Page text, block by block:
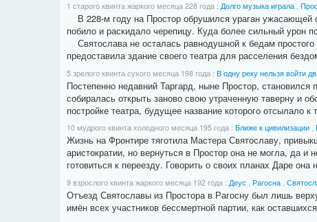
1 старого квинта жаркого месяца 228 года : Долго музыка играла,
В 228-м году на Простор обрушился ураган ужасающей
побило и раскидало черепицу. Куда более сильный урон
Святослава не осталась равнодушной к бедам
предоставила здание своего театра для расселения
5 зрелого квинта сухого месяца 198 года : В одну реку нельзя войти
Постепенно недавний Таргард, ныне Простор,
собиралась открыть заново свою утраченную таверну и
постройке театра, будущее название которого отсылало
10 мудрого квинта холодного месяца 195 года : Ближе к цивилизации,
Жизнь на Фронтире тяготила Мастера Святославу,
аристократии, но вернуться в Простор она не могла, да
готовиться к переезду. Говорить о своих планах Даре
9 взрослого квинта жаркого месяца 192 года : Деус Рагосна,
Отъезд Святославы из Простора в Рагосну был лишь
имён всех участников бессмертной партии, как